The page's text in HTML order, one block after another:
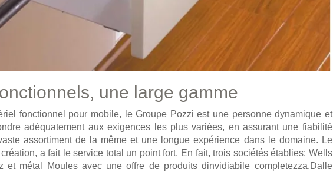
une large gamme
fonctionnel pour mobile, le Groupe Pozzi est une personne dynamique et
adéquatement aux exigences les plus variées, en assurant une fiabilité
assortiment de la même et une longue expérience dans le domaine. Le
a fait le service total un point fort. En fait, trois sociétés établies: Wells
et métal Moules avec une offre de produits dinvidiabile completezza.Dalle